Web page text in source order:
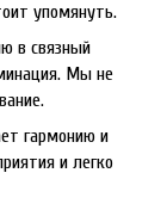
упомянуть.
в связный
Мы не
гармонию и
и легко